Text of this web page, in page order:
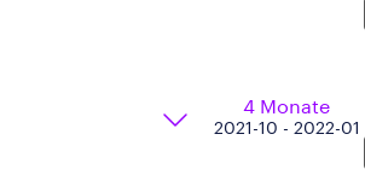
4 Monate
2021-10 - 2022-01